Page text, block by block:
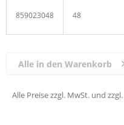
859023048 48
Alle Preise zzgl. MwSt. und zzgl.
Alle in den Warenkorb